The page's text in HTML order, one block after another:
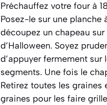
Préchauffez votre four à
Posez-le sur une planche
découpez un chapeau
d’Halloween. Soyez
d’appuyer fermement
segments. Une fois le
Retirez toutes les graines
graines pour les faire